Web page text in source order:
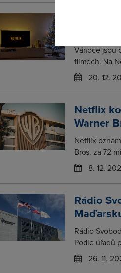
Vánoce jsou
filmech. Na
20. 12.
Netflix
Warner
Netflix
Bros. za 72
8. 12.
Rádio
Rádio
Podle úřadů
26. 11.